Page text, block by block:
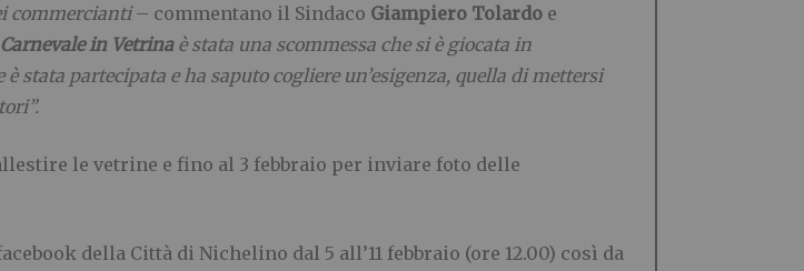
commercianti– commentano il Sindaco Giampiero Tolardo e
Carnevale in Vetrinaè stata una scommessa che si è giocata in
stata partecipata e ha saputo cogliere un’esigenza, quella di mettersi
le vetrine e fino al 3 febbraio per inviare foto delle
della Città di Nichelino dal 5 all’11 febbraio (ore 12.00) così da